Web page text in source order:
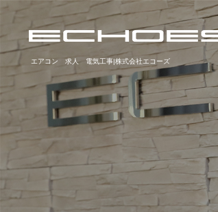
エアコン 求人 電気工事|株式会社エコーズ